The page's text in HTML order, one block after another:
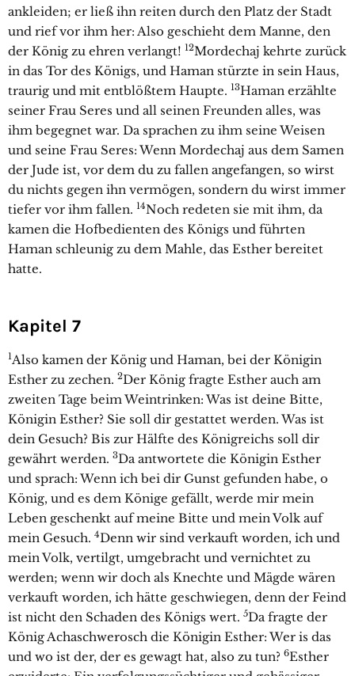
ankleiden; er ließ ihn reiten durch den Platz der Stadt
und rief vor ihm her: Also geschieht dem Manne, den
der König zu ehren verlangt! 12Mordechaj kehrte zurück
in das Tor des Königs, und Haman stürzte in sein Haus,
traurig und mit entblößtem Haupte. 13Haman erzählte
seiner Frau Seres und all seinen Freunden alles, was
ihm begegnet war. Da sprachen zu ihm seine Weisen
und seine Frau Seres: Wenn Mordechaj aus dem Samen
der Jude ist, vor dem du zu fallen angefangen, so wirst
du nichts gegen ihn vermögen, sondern du wirst immer
tiefer vor ihm fallen. 14Noch redeten sie mit ihm, da
kamen die Hofbedienten des Königs und führten
Haman schleunig zu dem Mahle, das Esther bereitet
hatte.
Kapitel 7
1Also kamen der König und Haman, bei der Königin
Esther zu zechen. 2Der König fragte Esther auch am
zweiten Tage beim Weintrinken: Was ist deine Bitte,
Königin Esther? Sie soll dir gestattet werden. Was ist
dein Gesuch? Bis zur Hälfte des Königreichs soll dir
gewährt werden. 3Da antwortete die Königin Esther
und sprach: Wenn ich bei dir Gunst gefunden habe, o
König, und es dem Könige gefällt, werde mir mein
Leben geschenkt auf meine Bitte und mein Volk auf
mein Gesuch. 4Denn wir sind verkauft worden, ich und
mein Volk, vertilgt, umgebracht und vernichtet zu
werden; wenn wir doch als Knechte und Mägde wären
verkauft worden, ich hätte geschwiegen, denn der Feind
ist nicht den Schaden des Königs wert. 5Da fragte der
König Achaschwerosch die Königin Esther: Wer is das
und wo ist der, der es gewagt hat, also zu tun? 6Esther